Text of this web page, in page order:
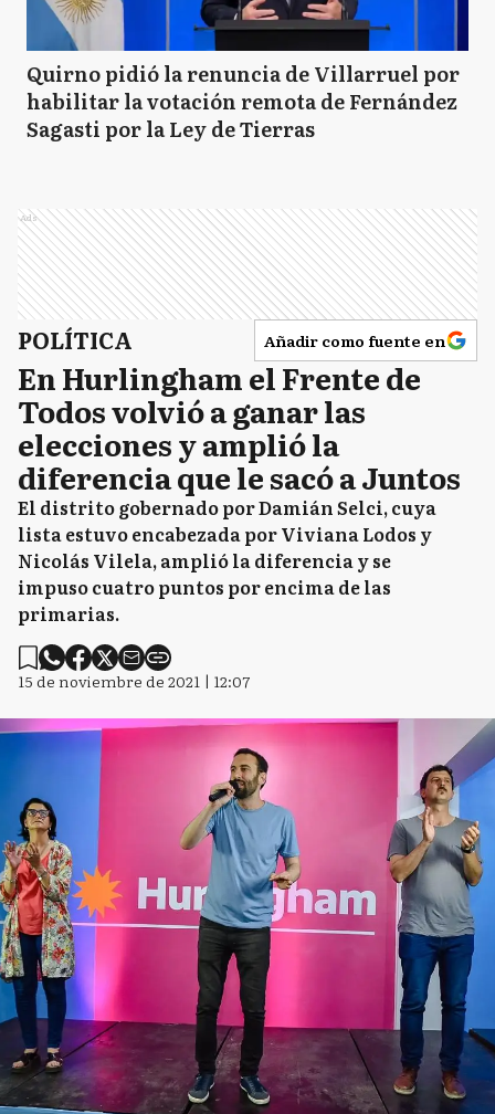
Quirno pidió la renuncia de Villarruel por
habilitar la votación remota de Fernández
Sagasti por la Ley de Tierras
Ads
POLÍTICA Añadir como fuente en
En Hurlingham el Frente de
Todos volvió a ganar las
elecciones y amplió la
diferencia que le sacó a Juntos
El distrito gobernado por Damián Selci, cuya
lista estuvo encabezada por Viviana Lodos y
Nicolás Vilela, amplió la diferencia y se
impuso cuatro puntos por encima de las
primarias.
15 de noviembre de 2021 | 12:07